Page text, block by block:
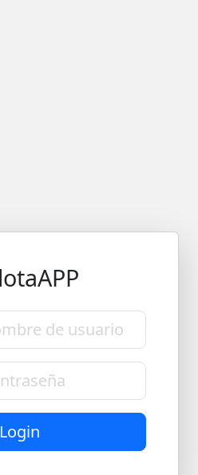
Login